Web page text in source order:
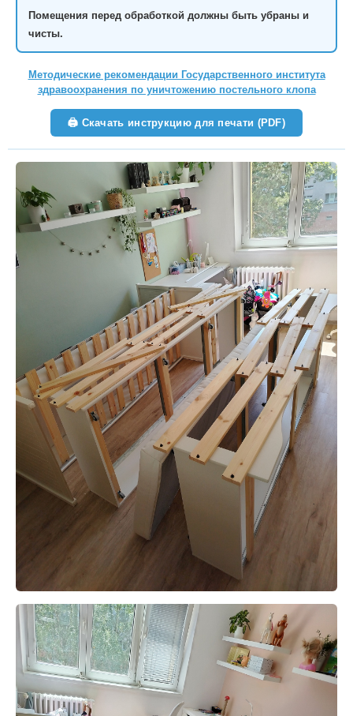
Помещения перед обработкой должны быть убраны и
чисты.
Методические рекомендации Государственного института
здравоохранения по уничтожению постельного клопа
🖨 Скачать инструкцию для печати (PDF)